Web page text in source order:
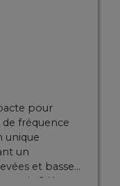
pour
de fréquence
unique
un
et basse
de 2 Hz,